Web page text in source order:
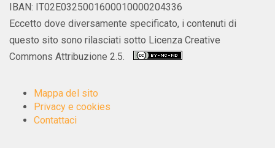
IBAN: IT02E0325001600010000204336
Eccetto dove diversamente specificato, i contenuti di
questo sito sono rilasciati sotto Licenza Creative
Commons Attribuzione 2.5.
Mappa del sito
Privacy e cookies
Contattaci